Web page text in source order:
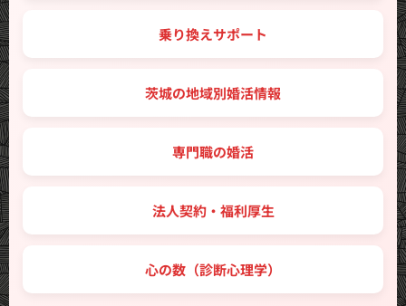
🔑 乗り換えサポート
🗾 茨城の地域別婚活情報
💼 専門職の婚活
🤝 法人契約・福利厚生
💖 心の数（診断心理学）